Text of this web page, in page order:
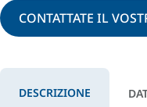
CONTATTATE IL
DESCRIZIONE